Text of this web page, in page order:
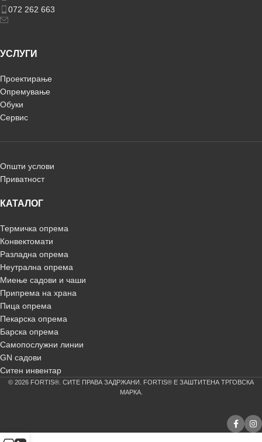
072 262 663
УСЛУГИ
Проектирање
Опремување
Обуки
Сервис
Општи услови
Приватност
КАТАЛОГ
Термичка опрема
Конвектомати
Разладна опрема
Неутрална опрема
Миење садови и чаши
Припрема на храна
Пица опрема
Пекарска опрема
Барска опрема
Самопослужни линии
GN садови
Ситен инвентар
© 2026 FORTIS®. СИТЕ ПРАВА ЗАДРЖАНИ. FORTIS® Е ЗАШТИТЕНА ТРГОВСКА
МАРКА.